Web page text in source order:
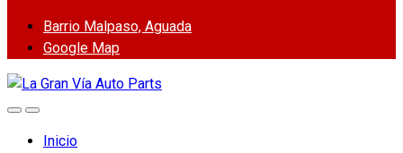
Barrio Malpaso, Aguada
Google Map
Inicio